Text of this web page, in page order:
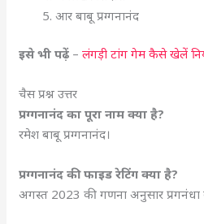
आर बाबू प्रग्गनानंद
इसे भी पढ़ें –लंगड़ी टांग गेम कैसे खेलें
चैस प्रश्न उत्तर
प्रग्गनानंद का पूरा नाम क्या है?
रमेश बाबू प्रग्गनानंद।
प्रग्गनानंद की फाइड रेटिंग क्या है?
अगस्त 2023 की गणना अनुसार प्रगनंधा